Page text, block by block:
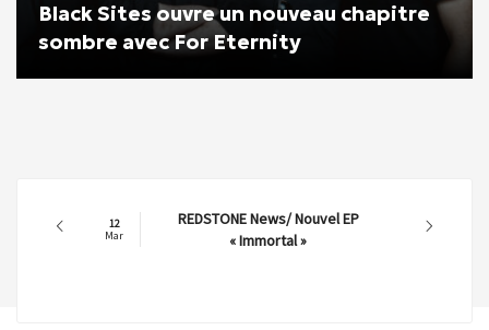
Black Sites ouvre un nouveau chapitre
sombre avec For Eternity
12
Mar
REDSTONE News/ Nouvel EP
« Immortal »